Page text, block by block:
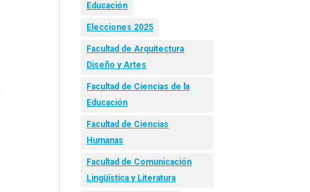
Educación
Elecciones 2025
Facultad de Arquitectura
Diseño y Artes
Facultad de Ciencias de la
Educación
Facultad de Ciencias
Humanas
Facultad de Comunicación
Lingüística y Literatura